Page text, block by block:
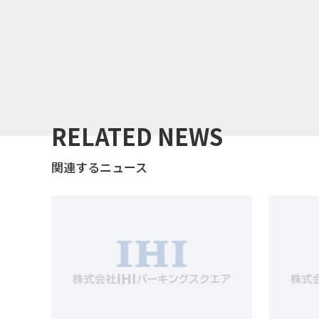
RELATED NEWS
関連するニュース